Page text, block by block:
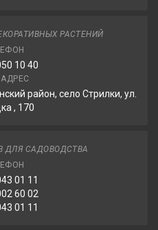
РАСТЕНИЙ
10 40
район, село Стрилки, ул.
, 170
ДЛЯ САДОВОДСТВА
01 11
60 02
01 11